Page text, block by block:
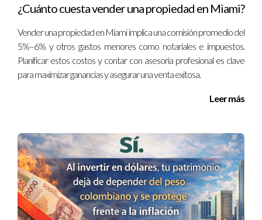
aunque los requisitos pueden ser diferentes y suelen
requerir una mayor inversión inicial.
¿Qué sucede si no tengo historial crediticio
complicado obtener tasas favorables sin un historial
crediticio estadounidense.
¿Qué tipos de propiedades puedo comprar?
Puedes comprar propiedades residenciales y
¿Cuánto cuesta vender una propiedad en Miami?
Vender una propiedad en Miami implica una comisión promedio del
5%–6% y otros gastos menores como notariales e impuestos.
Planificar estos costos y contar con asesoría profesional es clave
para maximizar ganancias y asegurar una venta exitosa.
Leer más